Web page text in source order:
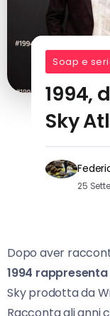
Soap e
1994,
Sky
25
Dopo aver
1994
Sky prodotta da